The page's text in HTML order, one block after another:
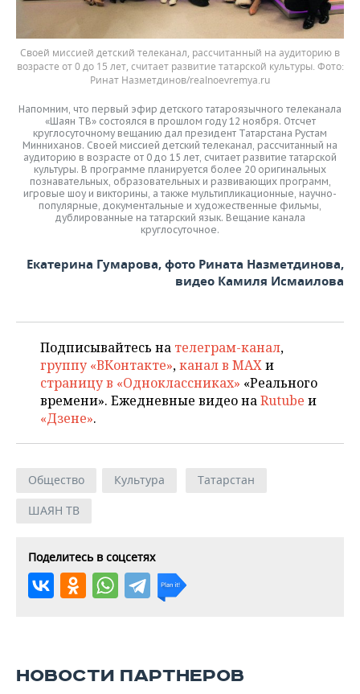
Своей миссией детский телеканал, рассчитанный на аудиторию в
возрасте от 0 до 15 лет, считает развитие татарской культуры. Фото:
Ринат Назметдинов/realnoevremya.ru
Напомним, что первый эфир детского татароязычного телеканала
«Шаян ТВ» состоялся в прошлом году 12 ноября. Отсчет
круглосуточному вещанию дал президент Татарстана Рустам
Минниханов. Своей миссией детский телеканал, рассчитанный на
аудиторию в возрасте от 0 до 15 лет, считает развитие татарской
культуры. В программе планируется более 20 оригинальных
познавательных, образовательных и развивающих программ,
игровые шоу и викторины, а также мультипликационные, научно-
популярные, документальные и художественные фильмы,
дублированные на татарский язык. Вещание канала
круглосуточное.
Екатерина Гумарова, фото Рината Назметдинова,
видео Камиля Исмаилова
Подписывайтесь на телеграм-канал,
группу «ВКонтакте»,канал в MAXи
страницу в «Одноклассниках» «Реального
времени». Ежедневные видео наRutube и
«Дзене».
Общество Культура
Татарстан
ШАЯН ТВ
Поделитесь в соцсетях
НОВОСТИ ПАРТНЕРОВ